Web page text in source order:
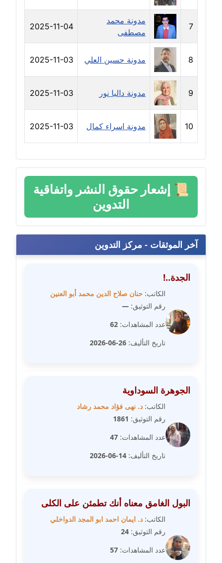
مدونة سارة ابراهيم
عاملة
مدونة سارة القصبي
مدونة سارة سعيد
عاملة
مدونة سالي علاء الدين
عاملة
عاملة
مدونة سامح طلعت
مدونة سامح فرج
عاملة
مدونة سحر حسب الله
عاملة
مدونة سعاد سيد
عاملة
معلق
مدونة سلوى بدران
عاملة
عاملة
مدونة سماح حامد
عاملة
7
مدونة محمد
مصطفى
2025-11-04
8 مدونة حسين العلي 2025-11-03
9 مدونة داليا نور 2025-11-03
10 مدونة اسراء كمال 2025-11-03
📜 إشعار حقوق النشر واتفاقية
التدوين
آخر الموثقات - مركز التدوين
الجدة..!
الكاتب: حنان صلاح الدين محمد أبو العنين
رقم التوثيق: —
عدد المشاهدات: 62
تاريخ التأليف: 26-06-2026
الجوهرة السوداوية
الكاتب: د. نهى فؤاد محمد رشاد
رقم التوثيق: 1861
عدد المشاهدات: 47
تاريخ التأليف: 14-06-2026
البول الغامق معناه أنك تطمئن على الكلى
الكاتب: د. ايمان احمد ابو المجد الدواخلي
رقم التوثيق: 24
عدد المشاهدات: 57